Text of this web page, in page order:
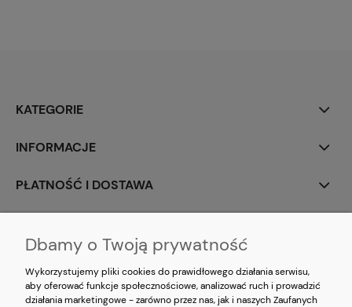
KATEGORIE
INFORMACJE
PŁATNOŚĆ I DOSTAWA
Dbamy o Twoją prywatność
Wykorzystujemy pliki cookies do prawidłowego działania serwisu,
aby oferować funkcje społecznościowe, analizować ruch i prowadzić
działania marketingowe - zarówno przez nas, jak i naszych Zaufanych